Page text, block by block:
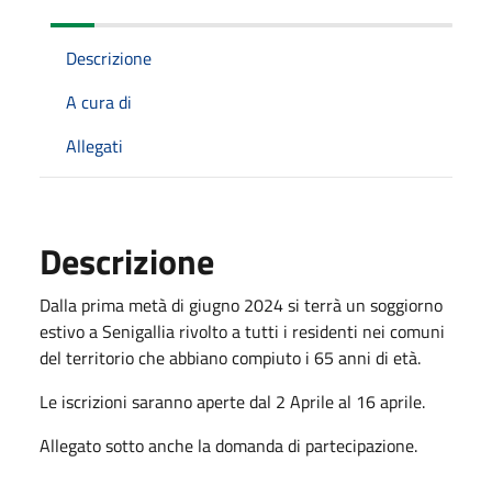
Descrizione
A cura di
Allegati
Descrizione
Dalla prima metà di giugno 2024 si terrà un soggiorno
estivo a Senigallia rivolto a tutti i residenti nei comuni
del territorio che abbiano compiuto i 65 anni di età.
Le iscrizioni saranno aperte dal 2 Aprile al 16 aprile.
Allegato sotto anche la domanda di partecipazione.